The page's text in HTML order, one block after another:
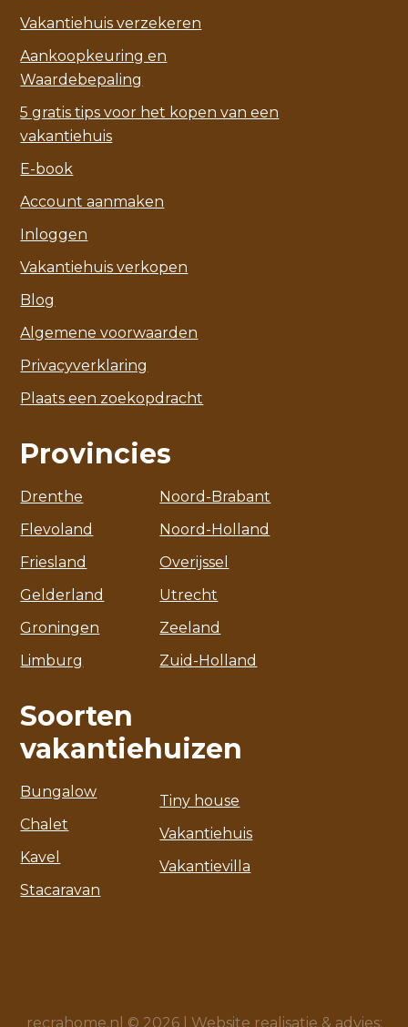
Vakantiehuis verzekeren
Aankoopkeuring en
Waardebepaling
5 gratis tips voor het kopen van een
vakantiehuis
E-book
Account aanmaken
Inloggen
Vakantiehuis verkopen
Blog
Algemene voorwaarden
Privacyverklaring
Plaats een zoekopdracht
Provincies
Drenthe
Flevoland
Friesland
Gelderland
Groningen
Limburg
Noord-Brabant
Noord-Holland
Overijssel
Utrecht
Zeeland
Zuid-Holland
Soorten
vakantiehuizen
Bungalow
Chalet
Kavel
Stacaravan
Tiny house
Vakantiehuis
Vakantievilla
recrahome.nl © 2026 | Website realisatie & advies: